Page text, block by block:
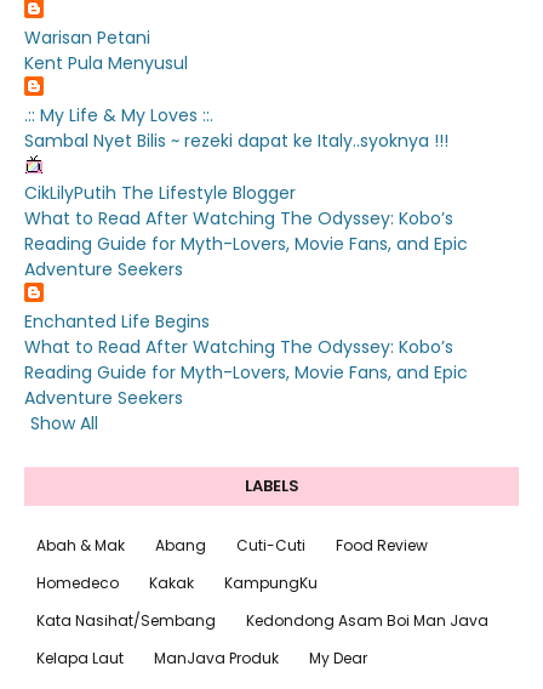
Warisan Petani
Kent Pula Menyusul
.:: My Life & My Loves ::.
Sambal Nyet Bilis ~ rezeki dapat ke Italy..syoknya !!!
CikLilyPutih The Lifestyle Blogger
What to Read After Watching The Odyssey: Kobo’s
Reading Guide for Myth-Lovers, Movie Fans, and Epic
Adventure Seekers
Enchanted Life Begins
What to Read After Watching The Odyssey: Kobo’s
Reading Guide for Myth-Lovers, Movie Fans, and Epic
Adventure Seekers
Show All
LABELS
Abah & Mak Abang Cuti-Cuti
Food Review
Homedeco
Kakak
KampungKu
Kata Nasihat/Sembang
Kedondong Asam Boi Man Java
Kelapa Laut
ManJava Produk
My Dear